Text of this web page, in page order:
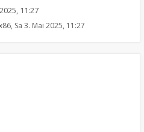
11:27
, Sa 3. Mai 2025, 11:27